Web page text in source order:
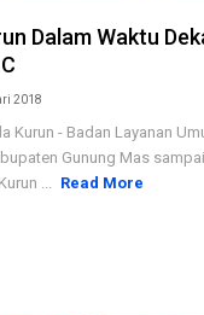
Dalam Waktu
2018
Kurun - Badan Layanan
Gunung Mas
... Read More